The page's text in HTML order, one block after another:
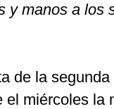
y manos a los
de la
el miércoles la